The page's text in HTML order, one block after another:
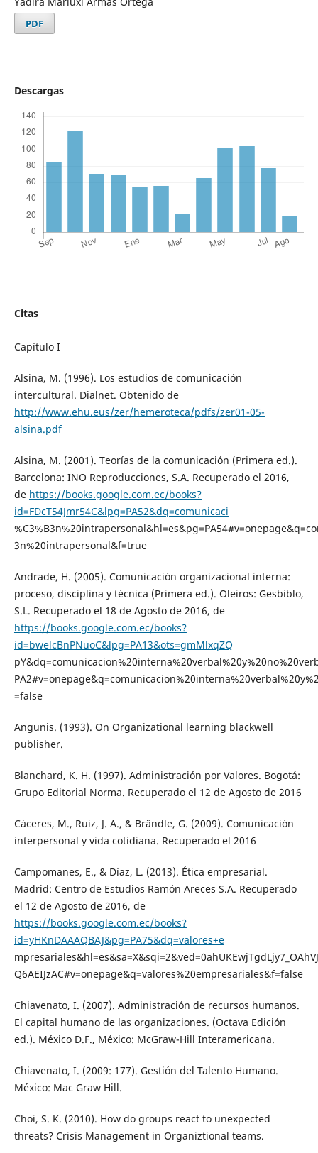
PDF
Descargas
Citas
Capítulo I
Alsina, M. (1996). Los estudios de comunicación
intercultural. Dialnet. Obtenido de
http://www.ehu.eus/zer/hemeroteca/pdfs/zer01-05-
alsina.pdf
Alsina, M. (2001). Teorías de la comunicación (Primera ed.).
Barcelona: INO Reproducciones, S.A. Recuperado el 2016,
de https://books.google.com.ec/books?
id=FDcT54Jmr54C&lpg=PA52&dq=comunicaci
3n%20intrapersonal&f=true
Andrade, H. (2005). Comunicación organizacional interna:
proceso, disciplina y técnica (Primera ed.). Oleiros: Gesbiblo,
S.L. Recuperado el 18 de Agosto de 2016, de
https://books.google.com.ec/books?
id=bwelcBnPNuoC&lpg=PA13&ots=gmMlxqZQ
=false
Angunis. (1993). On Organizational learning blackwell
publisher.
Blanchard, K. H. (1997). Administración por Valores. Bogotá:
Grupo Editorial Norma. Recuperado el 12 de Agosto de 2016
Cáceres, M., Ruiz, J. A., & Brändle, G. (2009). Comunicación
interpersonal y vida cotidiana. Recuperado el 2016
Campomanes, E., & Díaz, L. (2013). Ética empresarial.
Madrid: Centro de Estudios Ramón Areces S.A. Recuperado
el 12 de Agosto de 2016, de
https://books.google.com.ec/books?
id=yHKnDAAAQBAJ&pg=PA75&dq=valores+e
Q6AEIJzAC#v=onepage&q=valores%20empresariales&f=false
Chiavenato, I. (2007). Administración de recursos humanos.
El capital humano de las organizaciones. (Octava Edición
ed.). México D.F., México: McGraw-Hill Interamericana.
Chiavenato, I. (2009: 177). Gestión del Talento Humano.
México: Mac Graw Hill.
Choi, S. K. (2010). How do groups react to unexpected
threats? Crisis Management in Organiztional teams.